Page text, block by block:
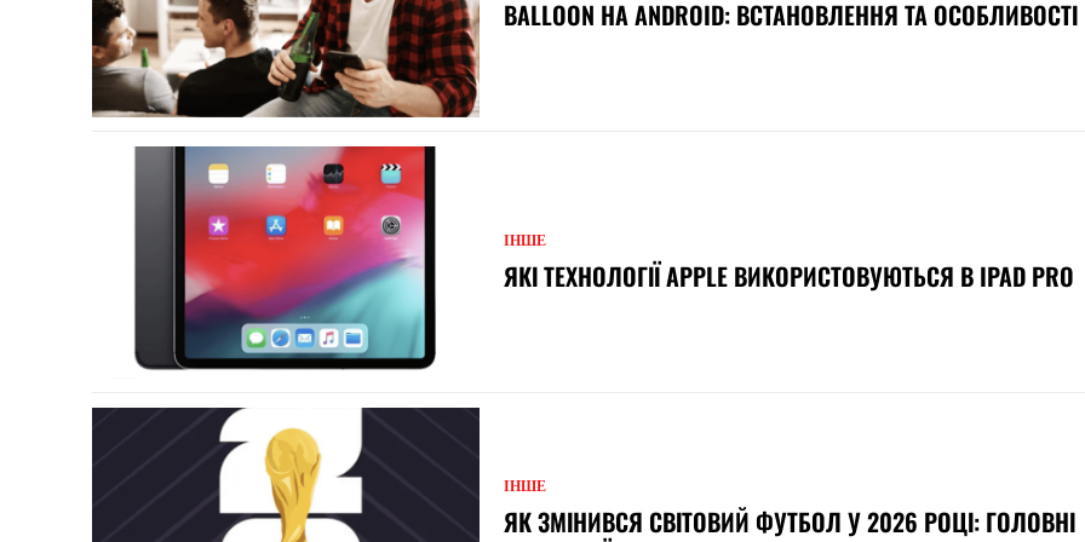
BALLOON НА ANDROID: ВСТАНОВЛЕННЯ ТА
ІНШЕ
ЯКІ ТЕХНОЛОГІЇ APPLE ВИКОРИСТОВУЮТЬСЯ В IPAD PRO
ІНШЕ
ЯК ЗМІНИВСЯ СВІТОВИЙ ФУТБОЛ У 2026 РОЦІ: ГОЛОВНІ